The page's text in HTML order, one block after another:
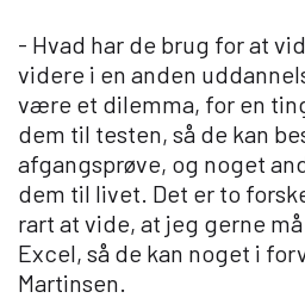
- Hvad har de brug for at
videre i en anden
være et dilemma, for en
dem til testen, så de kan
afgangsprøve, og noget
dem til livet. Det er to
rart at vide, at jeg gerne
Excel, så de kan noget i
Martinsen.